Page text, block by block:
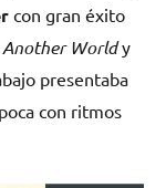
con gran éxito
Another Worldy
presentaba
con ritmos